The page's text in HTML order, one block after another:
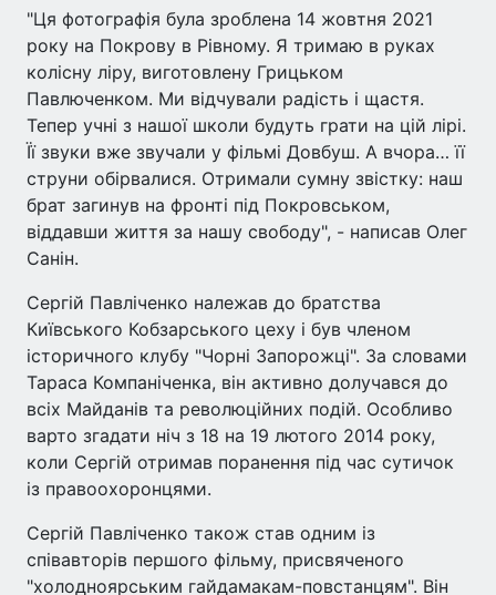
"Ця фотографія була зроблена 14 жовтня 2021
року на Покрову в Рівному. Я тримаю в руках
колісну ліру, виготовлену Грицьком
Павлюченком. Ми відчували радість і щастя.
Тепер учні з нашої школи будуть грати на цій лірі.
Її звуки вже звучали у фільмі Довбуш. А вчора… її
струни обірвалися. Отримали сумну звістку: наш
брат загинув на фронті під Покровськом,
віддавши життя за нашу свободу", - написав Олег
Санін.
Сергій Павліченко належав до братства
Київського Кобзарського цеху і був членом
історичного клубу "Чорні Запорожці". За словами
Тараса Компаніченка, він активно долучався до
всіх Майданів та революційних подій. Особливо
варто згадати ніч з 18 на 19 лютого 2014 року,
коли Сергій отримав поранення під час сутичок
із правоохоронцями.
Сергій Павліченко також став одним із
співавторів першого фільму, присвяченого
"холодноярським гайдамакам-повстанцям". Він